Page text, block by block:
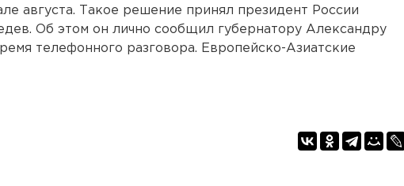
августа. Такое решение принял президент России
Об этом он лично сообщил губернатору Александру
телефонного разговора. Европейско-Азиатские